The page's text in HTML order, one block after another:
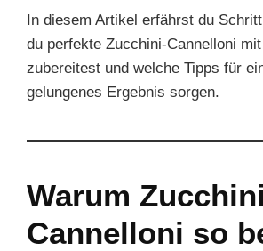
In diesem Artikel erfährst du
du perfekte Zucchini-Cannelloni
zubereitest und welche Tipps für
gelungenes Ergebnis sorgen.
Warum
Cannelloni so